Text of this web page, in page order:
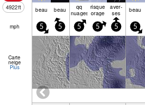
4922ft beau beau qq
nuages
risque
orage
aver­
ses beau
mph 5 5 5 5 5 5
Carte
neige
Plus